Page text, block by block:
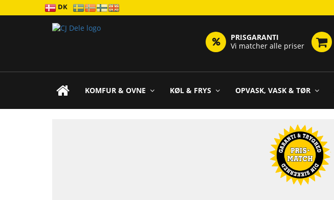
DK
PRISGARANTI
Vi matcher alle priser
KOMFUR & OVNE KØL & FRYS OPVASK, VASK & TØR